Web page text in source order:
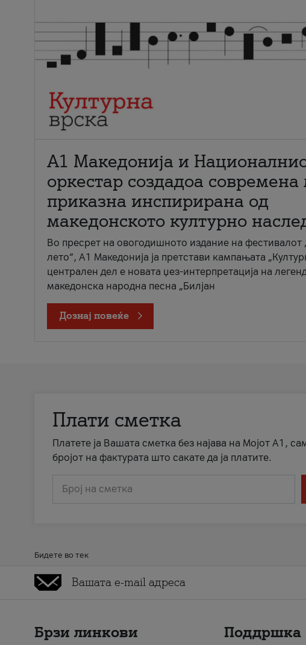
А1 Македонија и
оркестар создадоа современа
приказна инспирирана од
македонското културно
Во пресрет на овогодишното издание на фестивалот
лето“, А1 Македонија ја претстави кампањата
централен дел е новата џез-интерпретација на
македонска народна песна „Билјан
Дознај повеќе
Плати сметка
Платете ја Вашата сметка без најава на Мојот А1,
бројот на фактурата што сакате да ја платите.
Број на сметка
Бидете во тек
Брзи линкови Поддршка